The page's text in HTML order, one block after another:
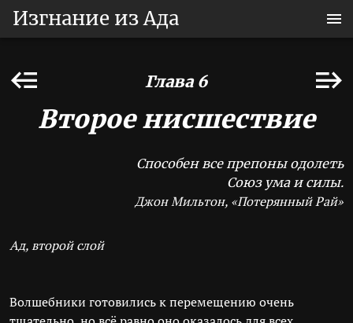
Изгнание из Ада
Глава 6
Второе нисшествие
Способен все препоны одолеть
Союз ума и силы.
Джон Мильтон, «Потерянный Рай»
Ад, второй слой
Волшебники готовились к перемещению очень